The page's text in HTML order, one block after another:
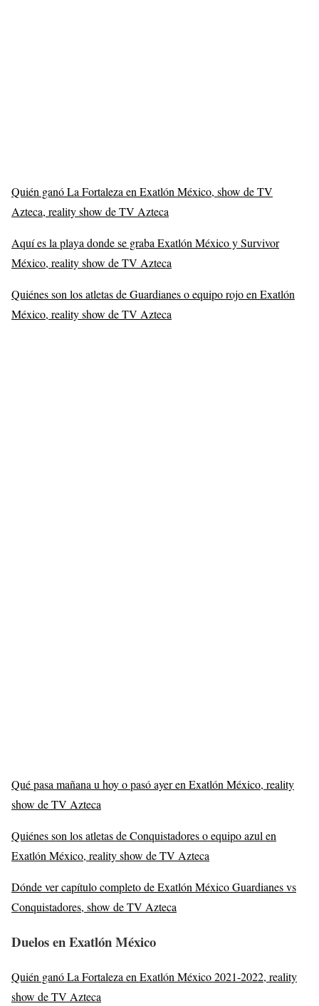
Quién ganó La Fortaleza en Exatlón México, show de TV
Azteca, reality show de TV Azteca
Aquí es la playa donde se graba Exatlón México y Survivor
México, reality show de TV Azteca
Quiénes son los atletas de Guardianes o equipo rojo en Exatlón
México, reality show de TV Azteca
Qué pasa mañana u hoy o pasó ayer en Exatlón México, reality
show de TV Azteca
Quiénes son los atletas de Conquistadores o equipo azul en
Exatlón México, reality show de TV Azteca
Dónde ver capítulo completo de Exatlón México Guardianes vs
Conquistadores, show de TV Azteca
Duelos en Exatlón México
Quién ganó La Fortaleza en Exatlón México 2021-2022, reality
show de TV Azteca